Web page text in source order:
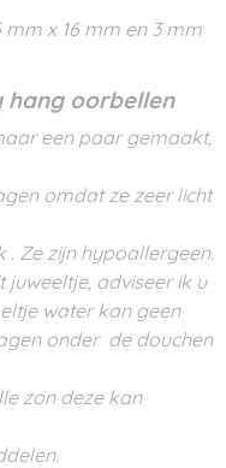
x 16 mm en 3 mm
hang oorbellen
een paar gemaakt,
omdat ze zeer licht
. Ze zijn hypoallergeen.
adviseer ik u
water kan geen
onder de douchen
zon deze kan